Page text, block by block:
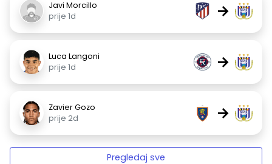
Javi Morcillo
prije 1d
→
Luca Langoni
prije 1d
→
Zavier Gozo
prije 2d
→
Pregledaj sve